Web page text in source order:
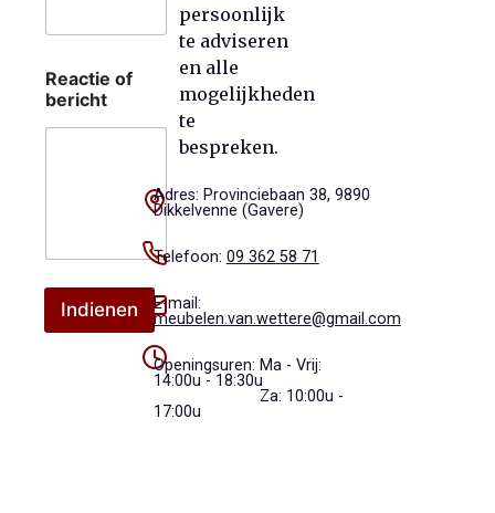
h
N
a
m
Reactie of
bericht
Indienen
persoonlijk
te adviseren
en alle
mogelijkheden
te
bespreken.
Adres: Provinciebaan 38, 9890
Dikkelvenne (Gavere)
Telefoon: 09 362 58 71
E-mail:
meubelen.van.wettere@gmail.com
Openingsuren: Ma - Vrij:
14:00u - 18:30u
Za: 10:00u -
17:00u